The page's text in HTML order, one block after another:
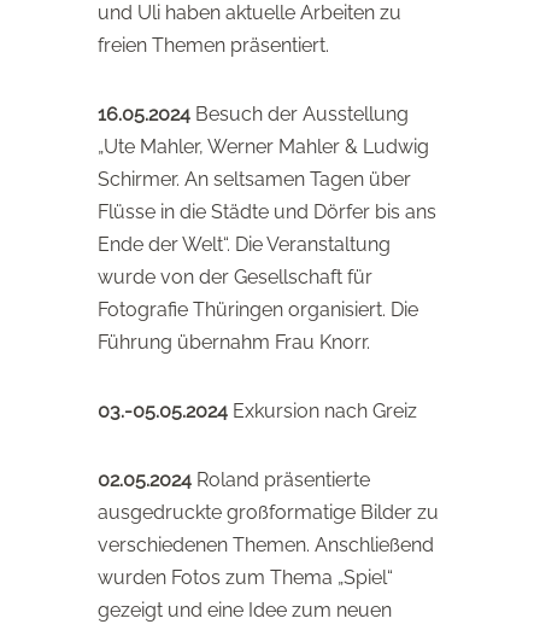
und Uli haben aktuelle Arbeiten zu
freien Themen präsentiert.
16.05.2024 Besuch der Ausstellung
„Ute Mahler, Werner Mahler & Ludwig
Schirmer. An seltsamen Tagen über
Flüsse in die Städte und Dörfer bis ans
Ende der Welt“. Die Veranstaltung
wurde von der Gesellschaft für
Fotografie Thüringen organisiert. Die
Führung übernahm Frau Knorr.
03.-05.05.2024 Exkursion nach Greiz
02.05.2024 Roland präsentierte
ausgedruckte großformatige Bilder zu
verschiedenen Themen. Anschließend
wurden Fotos zum Thema „Spiel“
gezeigt und eine Idee zum neuen